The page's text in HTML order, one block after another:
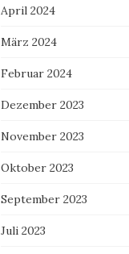
April 2024
März 2024
Februar 2024
Dezember 2023
November 2023
Oktober 2023
September 2023
Juli 2023